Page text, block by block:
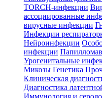
TORCH-инфекции
ассоциированные
вирусные инфекции
Инфекции
Нейроинфекции
инфекции
Урогенитальные
Микозы Генетика
Клиническая
Диагностика
Иммунология и